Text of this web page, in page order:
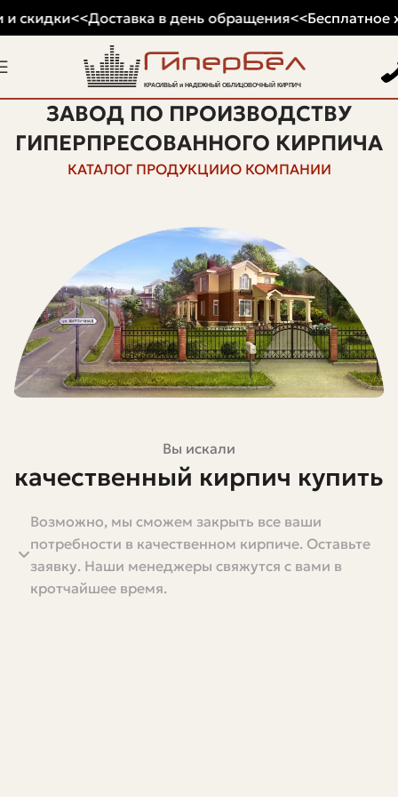
ЗАВОД ПО ПРОИЗВОДСТВУ
ГИПЕРПРЕСОВАННОГО КИРПИЧА
КАТАЛОГ ПРОДУКЦИИО КОМПАНИИ
Вы искали
качественный кирпич купить
Качество кирпича определяет не только внешний вид
стены, но и долговечность дома, его теплосбережение
и безопасность. Если вы собираетесь строить или
ремонтировать, выбор кирпича — это не рутинная
Возможно, мы сможем закрыть все ваши
потребности в качественном кирпиче. Оставьте
заявку. Наши менеджеры свяжутся с вами в
кротчайшее время.
скидки<<Доставка в день обращения<<Бесплатное